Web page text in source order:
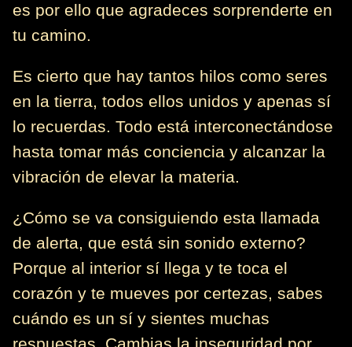
es por ello que agradeces sorprenderte en
tu camino.
Es cierto que hay tantos hilos como seres
en la tierra, todos ellos unidos y apenas sí
lo recuerdas. Todo está interconectándose
hasta tomar más conciencia y alcanzar la
vibración de elevar la materia.
¿Cómo se va consiguiendo esta llamada
de alerta, que está sin sonido externo?
Porque al interior sí llega y te toca el
corazón y te mueves por certezas, sabes
cuándo es un sí y sientes muchas